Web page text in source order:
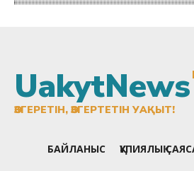
UakytNews
ӨЗГЕРЕТІН, ӨЗГЕРТЕТІН УАҚЫТ!
БАЙЛАНЫС ҚҰПИЯЛЫҚ